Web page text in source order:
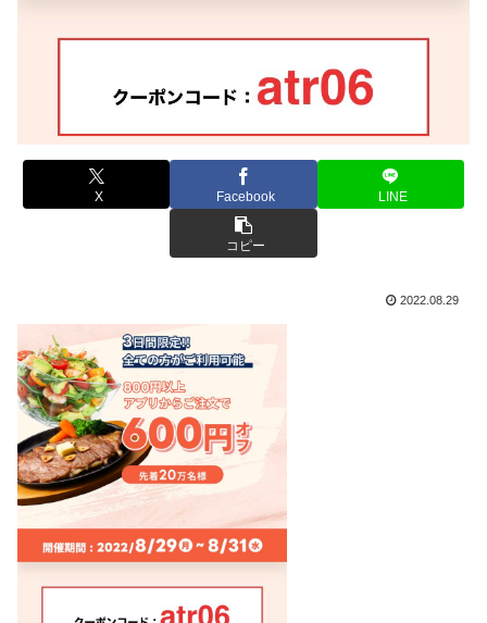
X Facebook LINE
コピー
2022.08.29